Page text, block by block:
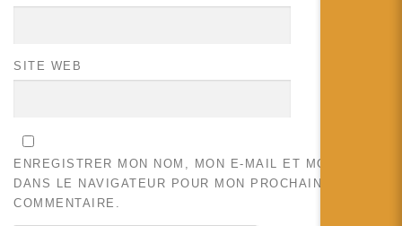
SITE WEB
ENREGISTRER MON NOM, MON E-MAIL ET MON SITE
DANS LE NAVIGATEUR POUR MON PROCHAIN
COMMENTAIRE.